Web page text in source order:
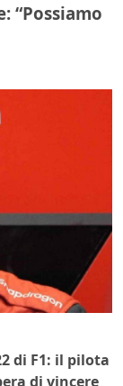
“Possiamo
di F1: il pilota
di vincere